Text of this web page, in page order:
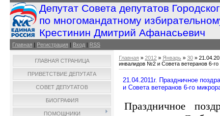
Депутат Совета депутатов
по многомандатному
Крестинин Дмитрий Афанасьевич
Главная | Регистрация | Вход | RSS
ГЛАВНАЯ СТРАНИЦА
ПРИВЕТСТВИЕ ДЕПУТАТА
СОВЕТ ДЕПУТАТОВ
БИОГРАФИЯ
ПОМОЩНИКИ
Главная » 2012 » Январь » 30 »
инвалидов №2 и Совета ветеранов 6-го
21.04.2011г. Праздничное
и Совета ветеранов 6-го
Праздничное